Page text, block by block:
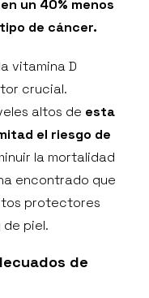
un 40% menos
de cáncer.
la vitamina D
crucial.
altos de esta
el riesgo de
la mortalidad
encontrado que
protectores
piel.
de